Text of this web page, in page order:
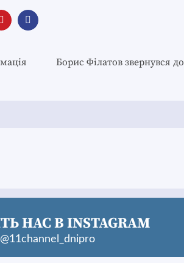
Борис Філатов звернувся
НАС В INSTAGRAM
@11channel_dnipro